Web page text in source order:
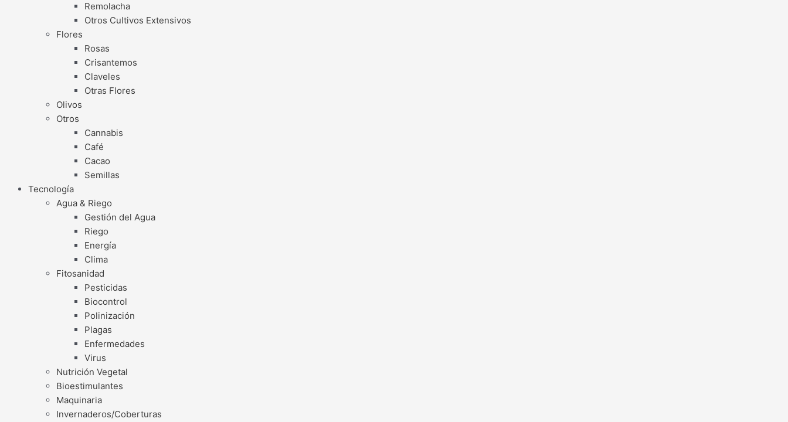
Remolacha
Otros Cultivos Extensivos
Flores
Rosas
Crisantemos
Claveles
Otras Flores
Olivos
Otros
Cannabis
Café
Cacao
Semillas
Tecnología
Agua & Riego
Gestión del Agua
Riego
Energía
Clima
Fitosanidad
Pesticidas
Biocontrol
Polinización
Plagas
Enfermedades
Virus
Nutrición Vegetal
Bioestimulantes
Maquinaria
Invernaderos/Coberturas